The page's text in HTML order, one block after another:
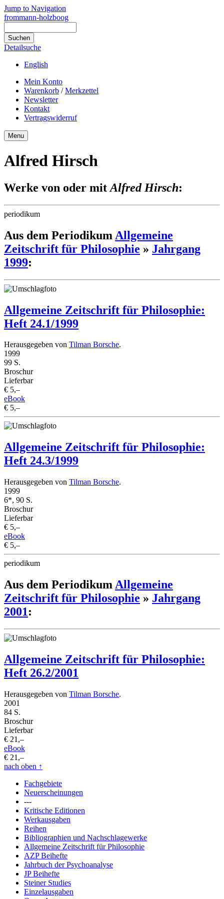
Jump to Navigation
frommann-holzboog
Detailsuche
English
Mein Konto
Warenkorb /Merkzettel
Newsletter
Kontakt
Vertragswiderruf
Menu
Alfred Hirsch
Werke von oder mit Alfred Hirsch:
periodikum
Aus dem Periodikum Allgemeine
Zeitschrift für Philosophie » Jahrgang
1999:
Allgemeine Zeitschrift für Philosophie:
Heft 24.1/1999
Herausgegeben von Tilman Borsche.
1999
99 S.
Broschur
Lieferbar
€ 5,–
eBook
€ 5,–
Allgemeine Zeitschrift für Philosophie:
Heft 24.3/1999
Herausgegeben von Tilman Borsche.
1999
6*, 90 S.
Broschur
Lieferbar
€ 5,–
eBook
€ 5,–
periodikum
Aus dem Periodikum Allgemeine
Zeitschrift für Philosophie » Jahrgang
2001:
Allgemeine Zeitschrift für Philosophie:
Heft 26.2/2001
Herausgegeben von Tilman Borsche.
2001
84 S.
Broschur
Lieferbar
€ 21,–
eBook
€ 21,–
nach oben ↑
Fachgebiete
Neuerscheinungen
---
Kritische Editionen
Werkausgaben
Reihen
Bibliographien und Nachschlagewerke
Allgemeine Zeitschrift für Philosophie
AZP Beihefte
Jahrbuch der Psychoanalyse
JP Beihefte
Steiner Studies
Einzelausgaben